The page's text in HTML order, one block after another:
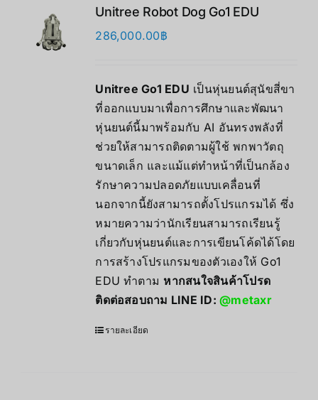
Unitree Robot Dog Go1 EDU
286,000.00฿
Unitree Go1 EDU เป็นหุ่นยนต์สุนัขสี่ขา
ที่ออกแบบมาเพื่อการศึกษาและพัฒนา
หุ่นยนต์นี้มาพร้อมกับ AI อันทรงพลังที่
ช่วยให้สามารถติดตามผู้ใช้ พกพาวัตถุ
ขนาดเล็ก และแม้แต่ทำหน้าที่เป็นกล้อง
รักษาความปลอดภัยแบบเคลื่อนที่
นอกจากนี้ยังสามารถตั้งโปรแกรมได้ ซึ่ง
หมายความว่านักเรียนสามารถเรียนรู้
เกี่ยวกับหุ่นยนต์และการเขียนโค้ดได้โดย
การสร้างโปรแกรมของตัวเองให้ Go1
EDU ทำตาม หากสนใจสินค้าโปรด
ติดต่อสอบถาม LINE ID:@metaxr
รายละเอียด